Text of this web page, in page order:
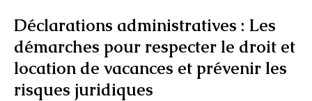
Déclarations administratives : Les
démarches pour respecter le droit et
location de vacances et prévenir les
risques juridiques